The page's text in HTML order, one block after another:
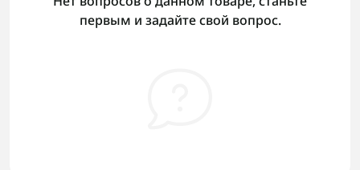
первым и задайте свой вопрос.